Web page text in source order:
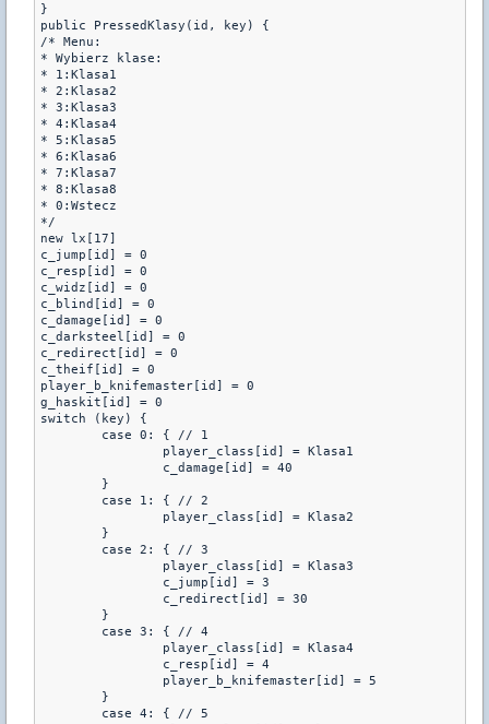
}
public PressedKlasy(id, key) {
/* Menu:
* Wybierz klase:
* 1:Klasa1
* 2:Klasa2
* 3:Klasa3
* 4:Klasa4
* 5:Klasa5
* 6:Klasa6
* 7:Klasa7
* 8:Klasa8
* 0:Wstecz
*/
new lx[17]
c_jump[id] = 0
c_resp[id] = 0
c_widz[id] = 0
c_blind[id] = 0
c_damage[id] = 0
c_darksteel[id] = 0
c_redirect[id] = 0
c_theif[id] = 0
player_b_knifemaster[id] = 0
g_haskit[id] = 0
switch (key) {
        case 0: { // 1
                player_class[id] = Klasa1
                c_damage[id] = 40
        }
        case 1: { // 2
                player_class[id] = Klasa2
        }
        case 2: { // 3
                player_class[id] = Klasa3
                c_jump[id] = 3
                c_redirect[id] = 30
        }
        case 3: { // 4
                player_class[id] = Klasa4
                c_resp[id] = 4
                player_b_knifemaster[id] = 5
        }
        case 4: { // 5